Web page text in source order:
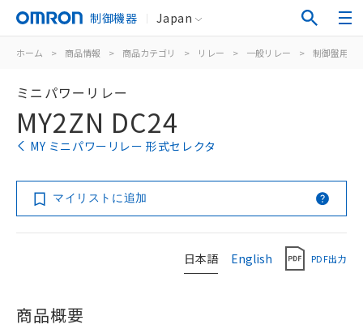
制御機器 Japan
ホーム > 商品情報 > 商品カテゴリ > リレー > 一般リレー > 制御盤用
ミニパワーリレー
MY2ZN DC24
MY ミニパワーリレー 形式セレクタ
マイリストに追加
日本語 English PDF出力
商品概要